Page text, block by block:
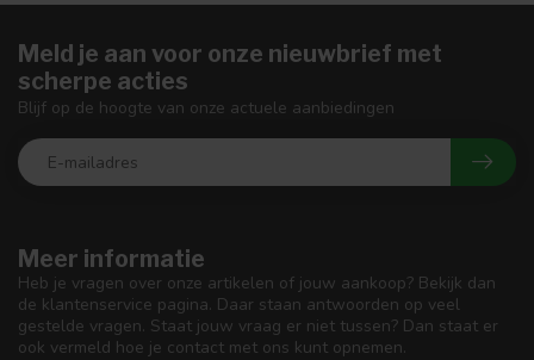
Meer informatie
Heb je vragen over onze artikelen of jouw aankoop? Bekijk dan
de klantenservice pagina. Daar staan antwoorden op veel
gestelde vragen. Staat jouw vraag er niet tussen? Dan staat er
ook vermeld hoe je contact met ons kunt opnemen.
Meld je aan voor onze nieuwbrief met
scherpe acties
Blijf op de hoogte van onze actuele aanbiedingen